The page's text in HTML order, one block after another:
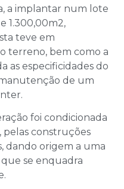
a implantar num lote
1.300,00m2,
teve em
terreno, bem como a
as especificidades do
de um
foi condicionada
pelas construções
dando origem a uma
se enquadra